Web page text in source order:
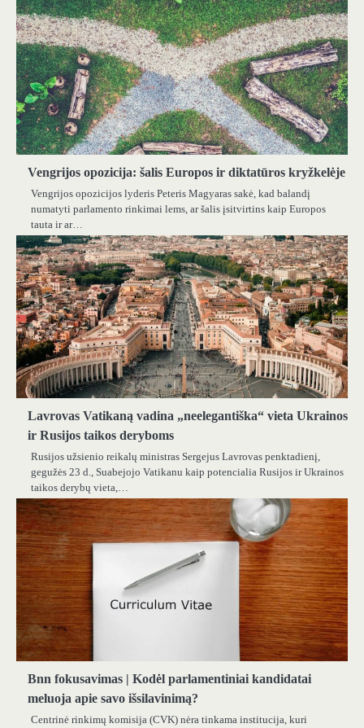
Vengrijos opozicija: šalis Europos ir diktatūros kryžkelėje
Vengrijos opozicijos lyderis Peteris Magyaras sakė, kad balandį
numatyti parlamento rinkimai lems, ar šalis įsitvirtins kaip Europos
tauta ir ar…
Lavrovas Vatikaną vadina „neelegantiška“ vieta Ukrainos
ir Rusijos taikos deryboms
Rusijos užsienio reikalų ministras Sergejus Lavrovas penktadienį,
gegužės 23 d., Suabejojo ​​Vatikanu kaip potencialia Rusijos ir Ukrainos
taikos derybų vieta,…
Bnn fokusavimas | Kodėl parlamentiniai kandidatai
meluoja apie savo išsilavinimą?
Centrinė rinkimų komisija (CVK) nėra tinkama institucija, kuri